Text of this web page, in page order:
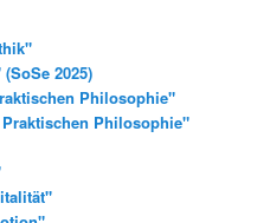
2025)
Philosophie"
Philosophie"